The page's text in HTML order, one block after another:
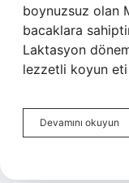
boynuzsuz olan
bacaklara
Laktasyon
lezzetli koyun
Devamını okuyun